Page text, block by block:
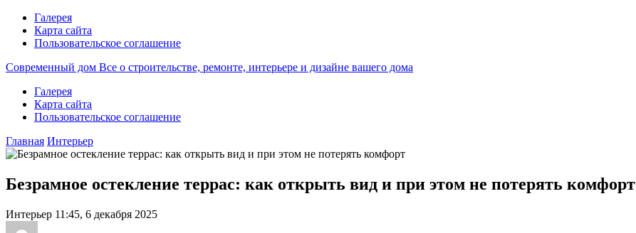
Галерея
Карта сайта
Пользовательское соглашение
Современный дом Все о строительстве, ремонте, интерьере и дизайне вашего дома
Галерея
Карта сайта
Пользовательское соглашение
Главная Интерьер
Безрамное остекление террас: как открыть вид и при этом не потерять комфорт
Интерьер 11:45, 6 декабря 2025